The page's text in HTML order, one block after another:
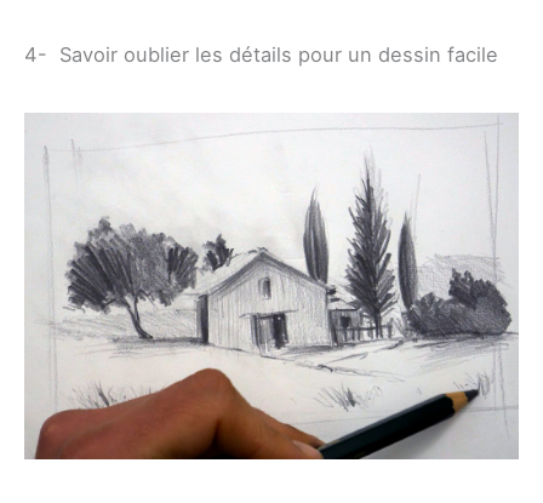
4- Savoir oublier les détails pour un dessin facile